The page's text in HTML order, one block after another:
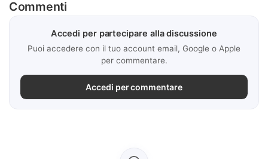
Commenti
Accedi per partecipare alla discussione
Puoi accedere con il tuo account email, Google o Apple
per commentare.
Accedi per commentare